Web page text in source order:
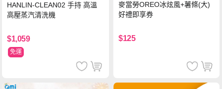
HANLIN-CLEAN02 手持 高溫
高壓蒸汽清洗機
$1,059
免運
麥當勞OREO冰炫風+薯條(大)
好禮即享券
$125